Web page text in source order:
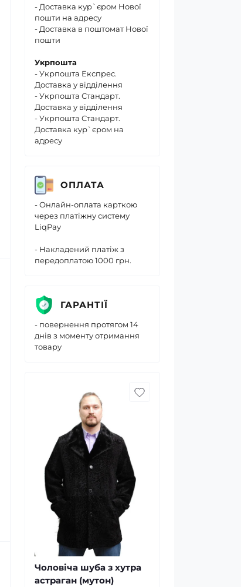
- Доставка кур`єром Нової
пошти на адресу
- Доставка в поштомат Нової
пошти
Укрпошта
- Укрпошта Експрес.
Доставка у відділення
- Укрпошта Стандарт.
Доставка у відділення
- Укрпошта Стандарт.
Доставка кур`єром на
адресу
ОПЛАТА
- Онлайн-оплата карткою
через платіжну систему
LiqPay
- Накладений платіж з
передоплатою 1000 грн.
ГАРАНТІЇ
- повернення протягом 14
днів з моменту отримання
товару
Чоловіча шуба з хутра
астраган (мутон)